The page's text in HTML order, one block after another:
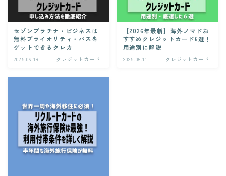
セゾンプラチナ・ビジネスは
無料プライオリティ・パスを
ゲットできるクレカ
2025.06.19 クレジットカード
【2026年最新】海外ノマドお
すすめクレジットカード6選！
用途別に解説
2025.06.11 クレジットカード